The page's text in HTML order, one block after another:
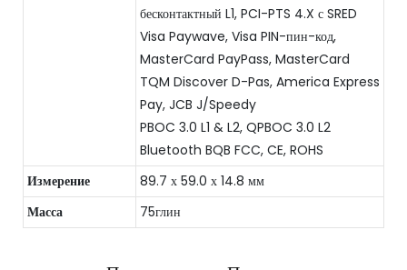
бесконтактный L1, PCI-PTS 4.X с SRED
Visa Paywave, Visa PIN-пин-код,
MasterCard PayPass, MasterCard
TQM Discover D-Pas, America Express
Pay, JCB J/Speedy
PBOC 3.0 L1 & L2, QPBOC 3.0 L2
Bluetooth BQB FCC, CE, ROHS
Измерение
89.7 х 59.0 х 14.8 мм
Масса
75глин